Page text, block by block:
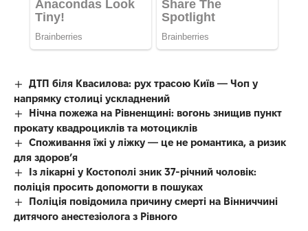
ДТП біля Квасилова: рух трасою Київ — Чоп у
напрямку столиці ускладнений
Нічна пожежа на Рівненщині: вогонь знищив пункт
прокату квадроциклів та мотоциклів
Споживання їжі у ліжку — це не романтика, а ризик
для здоров’я
Із лікарні у Костополі зник 37-річний чоловік:
поліція просить допомогти в пошуках
Поліція повідомила причину смерті на Вінниччині
дитячого анестезіолога з Рівного